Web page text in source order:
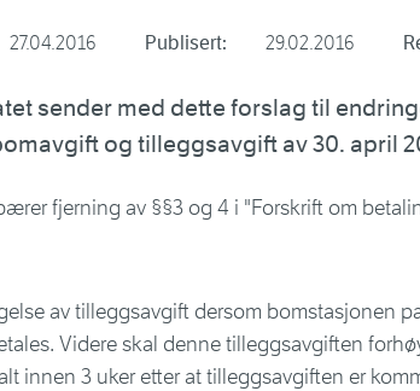
27.04.2016 Publisert: 29.02.2016
sender med dette forslag til
og tilleggsavgift av 30. april
fjerning av §§3 og 4 i "Forskrift om
av tilleggsavgift dersom bomstasjonen
Videre skal denne tilleggsavgiften
innen 3 uker etter at tilleggsavgiften er